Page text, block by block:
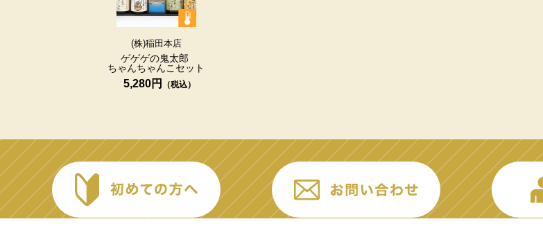
(株)稲田本店
ゲゲゲの鬼太郎
ちゃんちゃんこセット
5,280円